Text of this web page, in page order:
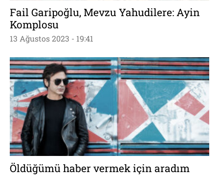
Fail Garipoğlu, Mevzu Yahudilere: Ayin
Komplosu
13 Ağustos 2023 - 19:41
Öldüğümü haber vermek için aradım